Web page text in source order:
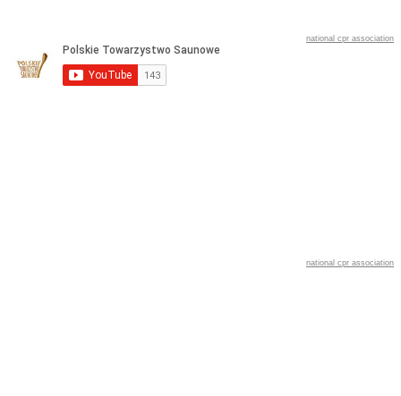
national cpr association
national cpr association